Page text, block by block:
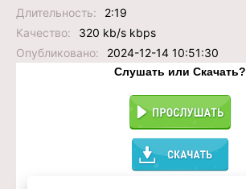
Длительность:
2:19
Качество:
320 kb/s kbps
Опубликовано:
2024-12-14 10:51:30
Слушать или Скачать?